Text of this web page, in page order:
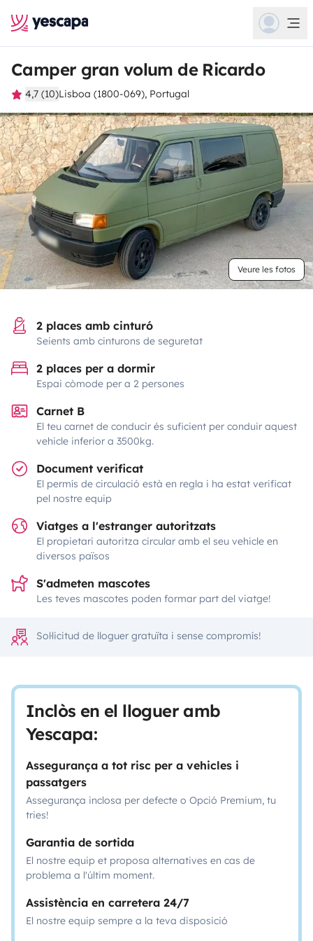
Camper gran volum de Ricardo
4,7 (10)Lisboa (1800-069), Portugal
Veure les fotos
2 places amb cinturó
Seients amb cinturons de seguretat
2 places per a dormir
Espai còmode per a 2 persones
Carnet B
El teu carnet de conducir és suficient per conduir aquest
vehicle inferior a 3500kg.
Document verificat
El permís de circulació està en regla i ha estat verificat
pel nostre equip
Viatges a l'estranger autoritzats
El propietari autoritza circular amb el seu vehicle en
diversos països
S'admeten mascotes
Les teves mascotes poden formar part del viatge!
Sol·licitud de lloguer gratuïta i sense compromís!
Inclòs en el lloguer amb
Yescapa:
Assegurança a tot risc per a vehicles i
passatgers
Assegurança inclosa per defecte o Opció Premium, tu
tries!
Garantia de sortida
El nostre equip et proposa alternatives en cas de
problema a l'últim moment.
Assistència en carretera 24/7
El nostre equip sempre a la teva disposició